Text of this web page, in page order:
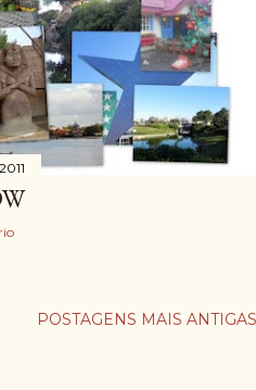
POSTAGENS MAIS ANTIGAS